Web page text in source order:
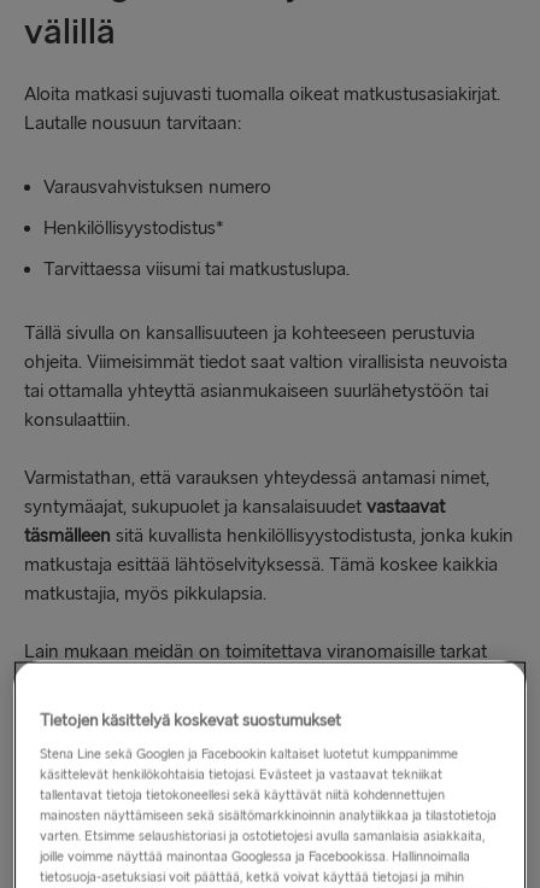
välillä
Aloita matkasi sujuvasti tuomalla oikeat matkustusasiakirjat.
Lautalle nousuun tarvitaan:
Varausvahvistuksen numero
Henkilöllisyystodistus*
Tarvittaessa viisumi tai matkustuslupa.
Tällä sivulla on kansallisuuteen ja kohteeseen perustuvia
ohjeita. Viimeisimmät tiedot saat valtion virallisista neuvoista
tai ottamalla yhteyttä asianmukaiseen suurlähetystöön tai
konsulaattiin.
Varmistathan, että varauksen yhteydessä antamasi nimet,
syntymäajat, sukupuolet ja kansalaisuudet vastaavat
täsmälleen sitä kuvallista henkilöllisyystodistusta, jonka kukin
matkustaja esittää lähtöselvityksessä. Tämä koskee kaikkia
matkustajia, myös pikkulapsia.
Lain mukaan meidän on toimitettava viranomaisille tarkat
virheellinen, et välttämättä pääse alukseen, ja vastaat kaikista
Kaikissa passeissa on oltava MRZ-koodi. Tämä löytyy
henkilötietosivulta ja koostuu yleensä 1–3 rivistä kirjaimia ja
numeroita.
Tietojen käsittelyä koskevat suostumukset
Stena Line sekä Googlen ja Facebookin kaltaiset luotetut kumppanimme
käsittelevät henkilökohtaisia tietojasi. Evästeet ja vastaavat tekniikat
tallentavat tietoja tietokoneellesi sekä käyttävät niitä kohdennettujen
mainosten näyttämiseen sekä sisältömarkkinoinnin analytiikkaa ja tilastotietoja
varten. Etsimme selaushistoriasi ja ostotietojesi avulla samanlaisia asiakkaita,
joille voimme näyttää mainontaa Googlessa ja Facebookissa. Hallinnoimalla
tietosuoja-asetuksiasi voit päättää, ketkä voivat käyttää tietojasi ja mihin